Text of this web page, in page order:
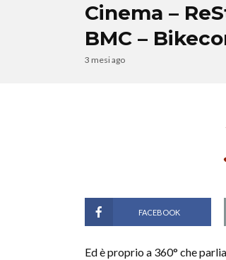
Cinema –
BMC –
3 mesi ago
FACEBOOK
Ed è proprio a 360° che